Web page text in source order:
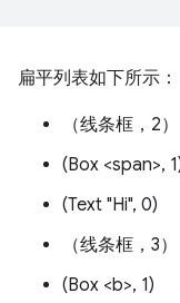
扁平列表如下所示：
（线条框，2）
(Box <span>,
(Text "Hi", 0)
（线条框，3）
(Box <b>, 1)